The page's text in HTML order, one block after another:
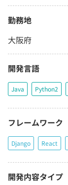
勤務地
大阪府
開発言語
Java Python2
フレームワーク
Django React
開発内容タイプ